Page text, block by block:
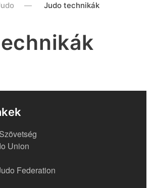
Judo technikák
Union
Federation